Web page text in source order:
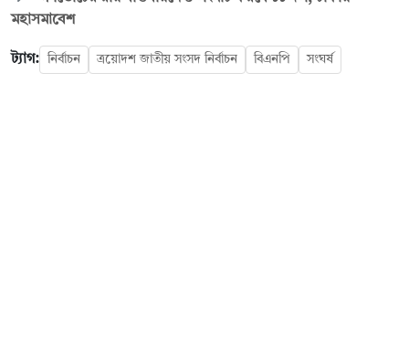
মহাসমাবেশ
ট্যাগ: নির্বাচন ত্রয়োদশ জাতীয় সংসদ নির্বাচন বিএনপি সংঘর্ষ